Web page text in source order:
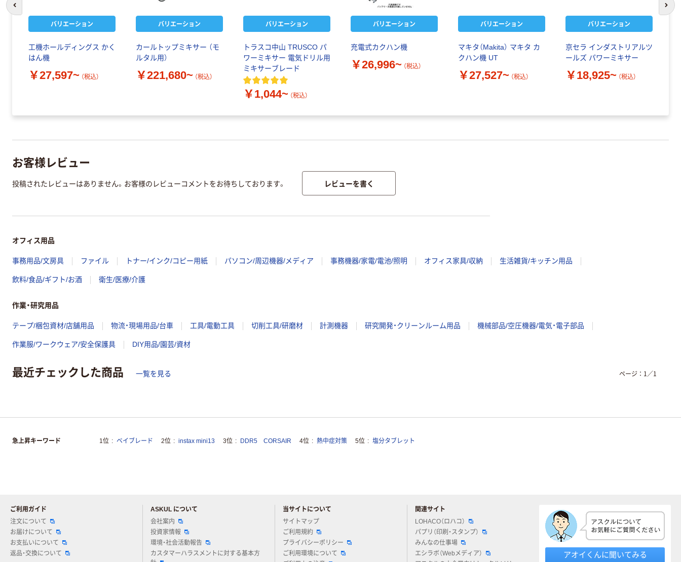
バリエーション
工機ホールディングス かく
はん機
￥27,597~ （税込）
バリエーション
カールトップミキサー （モ
ルタル用）
￥221,680~ （税込）
バリエーション
トラスコ中山 TRUSCO パ
ワーミキサー 電気ドリル用
ミキサーブレード
￥1,044~ （税込）
バリエーション
充電式カクハン機
￥26,996~ （税込）
バリエーション
マキタ（Makita） マキタ カ
クハン機 UT
￥27,527~ （税込）
バリエーション
京セラ インダストリアルツ
ールズ パワーミキサー
￥18,925~ （税込）
次
お客様レビュー
投稿されたレビューはありません。お客様のレビューコメントをお待ちしております。 レビューを書く
オフィス用品
事務用品/文房具 ファイル トナー/インク/コピー用紙 パソコン/周辺機器/メディア 事務機器/家電/電池/照明 オフィス家具/収納 生活雑貨/キッチン用品
飲料/食品/ギフト/お酒 衛生/医療/介護
作業・研究用品
テープ/梱包資材/店舗用品 物流・現場用品/台車 工具/電動工具 切削工具/研磨材 計測機器 研究開発・クリーンルーム用品 機械部品/空圧機器/電気・電子部品
作業服/ワークウェア/安全保護具 DIY用品/園芸/資材
最近チェックした商品 一覧を見る ページ： 1 ／1
急上昇キーワード 1位 ベイブレード 2位 instax mini13 3位 DDR5 CORSAIR 4位 熱中症対策 5位 塩分タブレット
ご利用ガイド
注文について
お届けについて
お支払いについて
返品・交換について
ASKUL について
会社案内
投資家情報
環境・社会活動報告
カスタマーハラスメントに対する基本方
当サイトについて
サイトマップ
ご利用規約
プライバシーポリシー
ご利用環境について
関連サイト
LOHACO（ロハコ）
パプリ（印刷・スタンプ）
みんなの仕事場
エシラボ（Webメディア）
アオイくんに聞いてみる